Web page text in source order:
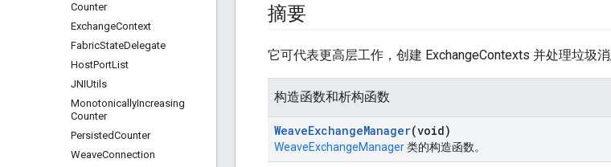
Counter
ExchangeContext
FabricStateDelegate
HostPortList
JNIUtils
MonotonicallyIncreasing
Counter
PersistedCounter
WeaveConnection
摘要
它可代表更高层工作，创建 ExchangeContexts 并处理垃圾
构造函数和析构函数
WeaveExchangeManager(void)
WeaveExchangeManager类的构造函数。